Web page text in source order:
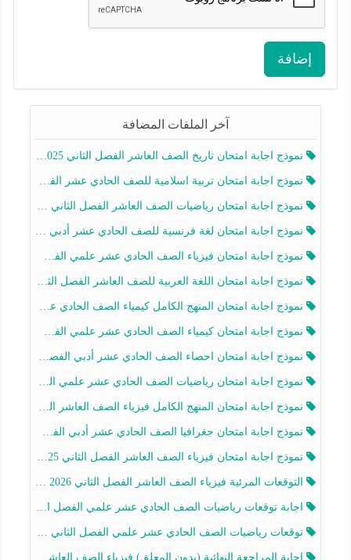
إضافة
آخر الملفات المضافة
نموذج اجابة امتحان تاريخ الصف العاشر الفصل الثاني 2025-2026
نموذج اجابة امتحان تربية اسلامية للصف الحادي عشر الفصل الثاني 2025-2026
نموذج اجابة امتحان رياضيات الصف العاشر الفصل الثاني 2025-2026
نموذج اجابة امتحان لغة فرنسية للصف الحادي عشر أدبي الفصل الثاني 2025-2026
نموذج اجابة امتحان فيزياء الصف الحادي عشر علمي الفصل الثاني 2025-2026
نموذج اجابة امتحان اللغة العربية للصف العاشر الفصل الثاني 2025-2026
نموذج اجابة امتحان المنهج الكامل كيمياء الصف الحادي عشر علمي الفصل الثاني 2025-2026
نموذج اجابة امتحان كيمياء الصف الحادي عشر علمي الفصل الثاني 2025-2026
نموذج اجابة امتحان احصاء الصف الحادي عشر أدبي الفصل الثاني 2025-2026
نموذج اجابة امتحان رياضيات الصف الحادي عشر علمي الفصل الثاني 2025-2026
نموذج اجابة امتحان المنهج الكامل فيزياء الصف العاشر الفصل الثاني 2025-2026
نموذج اجابة امتحان جغرافيا الصف الحادي عشر أدبي الفصل الثاني 2025-2026
نموذج اجابة امتحان فيزياء الصف العاشر الفصل الثاني 2025-2026
التوقعات المرئية فيزياء الصف العاشر الفصل الثاني 2026 أ هيثم الليثي
اجابة توقعات رياضيات الصف الحادي عشر علمي الفصل الثاني 2025-2026 أ عمرو فايز
توقعات رياضيات الصف الحادي عشر علمي الفصل الثاني 2025-2026 أ عمرو فايز
اجابة المراجعة النهائية (بدون المعلق) فيزياء الصف العاشر الفصل الثاني أ أحمد نبيه